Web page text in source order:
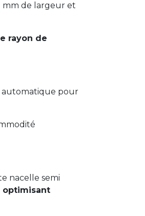
mm de largeur et
rayon de
automatique pour
nacelle semi
optimisant